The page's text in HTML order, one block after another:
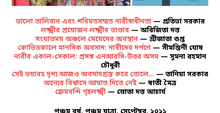
ভালো তালিবান এবং শরিয়তসম্মত নারীস্বাধীনতা— প্রতিভা সরকার
লক্ষ্মীর প্রয়োজন লক্ষ্মীর ভাণ্ডার— অরিজিতা দত্ত
সংঘাতময় অঞ্চলে মেয়েদের অবস্থান — শ্রীজাতা গুপ্ত
কোভিডকালে মানসিক অবসাদ: নারীদের দর্পণে— সীমন্তিনী ঘোষ
নারীর একাল-সেকাল: প্রসঙ্গ এনআরসি-উত্তর অসম — সুমনা রহমান
চৌধুরী
সেই ভয়াবহ দৃশ্য আজও অবসাদগ্রস্ত করে তোলে… — তানিয়া সরকার
অন্যের বিশ্বাসে আঘাত দিতে নেই — স্বাতী মৈত্র
ফ্রেমবন্দি গৃহলক্ষ্মী— স্রোতা দত্ত আচার্য